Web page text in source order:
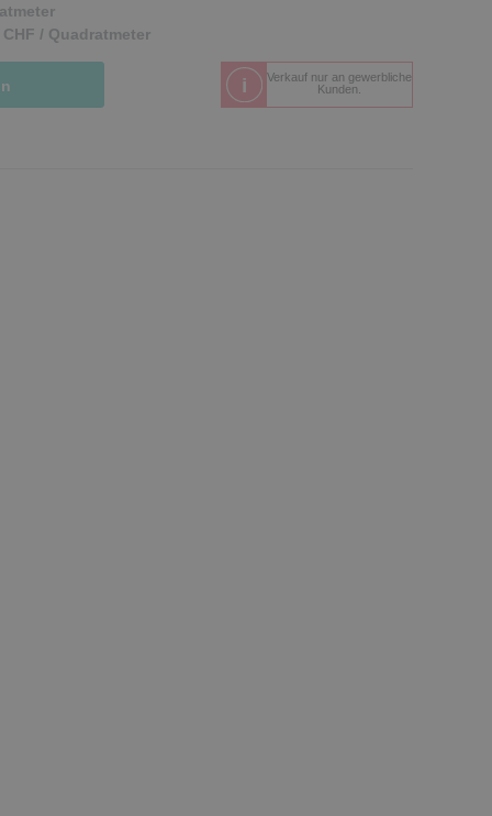
CHF / Quadratmeter
Verkauf nur an gewerbliche
Kunden.